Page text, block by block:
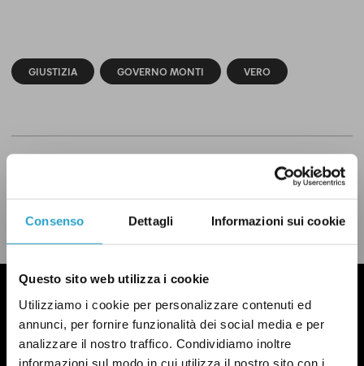
Consenso Dettagli Informazioni sui cookie
Questo sito web utilizza i cookie
Utilizziamo i cookie per personalizzare contenuti ed
annunci, per fornire funzionalità dei social media e per
analizzare il nostro traffico. Condividiamo inoltre
informazioni sul modo in cui utilizza il nostro sito con i
GIUSTIZIA GOVERNO MONTI VERO
facebook whatsapp
LEGGI LA NOSTRA POLITICA DELLE CORREZIONI